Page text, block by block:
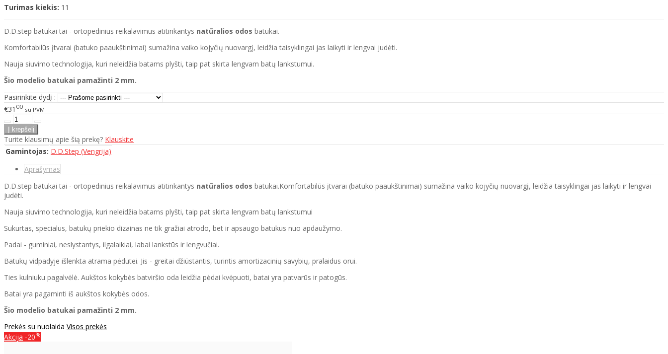
Turimas kiekis: 11
D.D.step batukai tai - ortopedinius reikalavimus atitinkantys natūralios odos batukai.
Komfortabilūs įtvarai (batuko paaukštinimai) sumažina vaiko kojyčių nuovargį, leidžia taisyklingai jas laikyti ir lengvai judėti.
Nauja siuvimo technologija, kuri neleidžia batams plyšti, taip pat skirta lengvam batų lankstumui.
Šio modelio batukai pamažinti 2 mm.
Pasirinkite dydį :
€31 00 su PVM
Turite klausimų apie šią prekę? Klauskite
Gamintojas: D.D.Step (Vengrija)
Aprašymas
D.D.step batukai tai - ortopedinius reikalavimus atitinkantys natūralios odos batukai.Komfortabilūs įtvarai (batuko paaukštinimai) sumažina vaiko kojyčių nuovargį, leidžia taisyklingai jas laikyti ir lengvai
judėti.
Nauja siuvimo technologija, kuri neleidžia batams plyšti, taip pat skirta lengvam batų lankstumui
Sukurtas, specialus, batukų priekio dizainas ne tik gražiai atrodo, bet ir apsaugo batukus nuo apdaužymo.
Padai - guminiai, neslystantys, ilgalaikiai, labai lankstūs ir lengvučiai.
Batukų vidpadyje išlenkta atrama pėdutei. Jis - greitai džiūstantis, turintis amortizacinių savybių, pralaidus orui.
Ties kulniuku pagalvėlė. Aukštos kokybės batviršio oda leidžia pėdai kvėpuoti, batai yra patvarūs ir patogūs.
Batai yra pagaminti iš aukštos kokybės odos.
Šio modelio batukai pamažinti 2 mm.
Prekės su nuolaida Visos prekės
Akcija -20%